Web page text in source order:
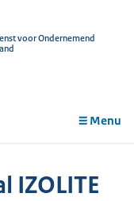
voor Ondernemend
Menu
IZOLITE